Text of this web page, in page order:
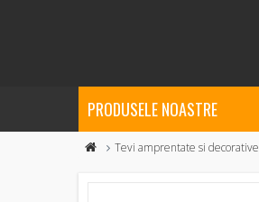
PRODUSELE NOASTRE
Tevi amprentate si decorative